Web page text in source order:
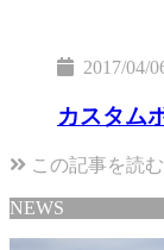
2017/04/
カスタム
この記事を読む
NEWS